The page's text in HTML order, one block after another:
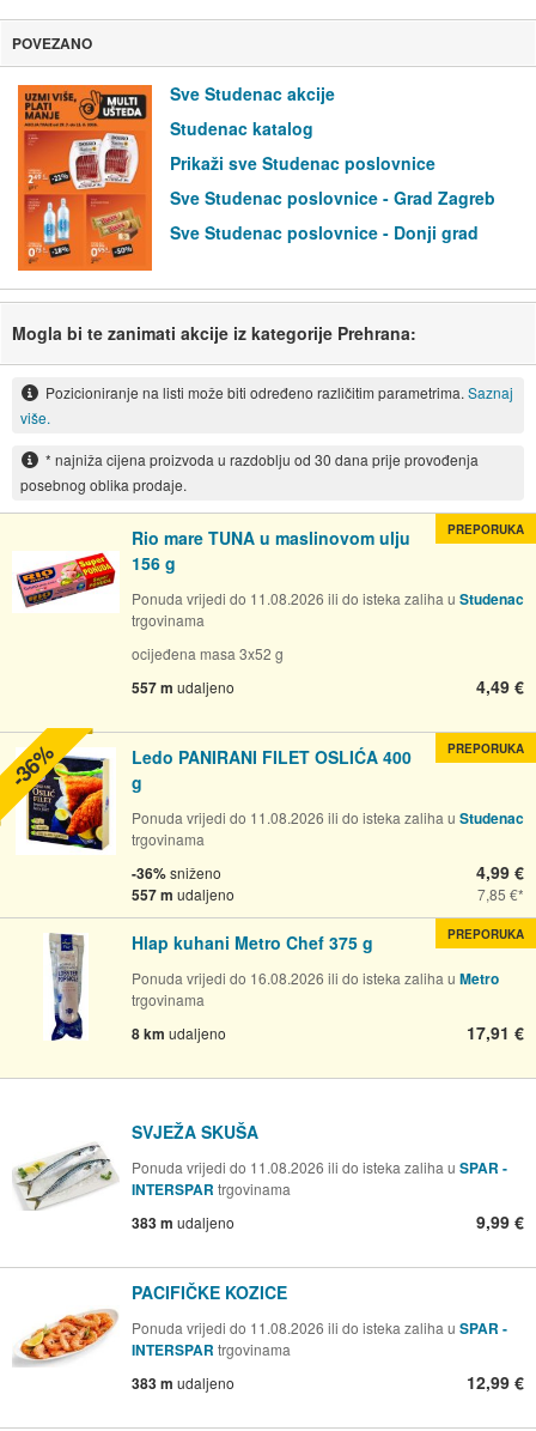
POVEZANO
Sve Studenac akcije
Studenac katalog
Prikaži sve Studenac poslovnice
Sve Studenac poslovnice - Grad Zagreb
Sve Studenac poslovnice - Donji grad
Mogla bi te zanimati akcije iz kategorije Prehrana:
Pozicioniranje na listi može biti određeno različitim parametrima. Saznaj
više.
* najniža cijena proizvoda u razdoblju od 30 dana prije provođenja
posebnog oblika prodaje.
Rio mare TUNA u maslinovom ulju
156 g
Ponuda vrijedi do 11.08.2026 ili do isteka zaliha u Studenac
trgovinama
ocijeđena masa 3x52 g
557 m udaljeno 4,49 €
PREPORUKA
Ledo PANIRANI FILET OSLIĆA 400
g
Ponuda vrijedi do 11.08.2026 ili do isteka zaliha u Studenac
trgovinama
-36%sniženo
557 m udaljeno
4,99 €
7,85 €
PREPORUKA
-36%
Hlap kuhani Metro Chef 375 g
Ponuda vrijedi do 16.08.2026 ili do isteka zaliha u Metro
trgovinama
8 km udaljeno 17,91 €
PREPORUKA
SVJEŽA SKUŠA
Ponuda vrijedi do 11.08.2026 ili do isteka zaliha u SPAR -
INTERSPAR trgovinama
383 m udaljeno 9,99 €
PACIFIČKE KOZICE
Ponuda vrijedi do 11.08.2026 ili do isteka zaliha u SPAR -
INTERSPAR trgovinama
383 m udaljeno 12,99 €